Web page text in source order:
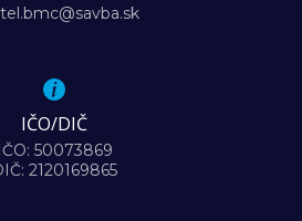
IČO/DIČ
IČO: 50073869
2120169865